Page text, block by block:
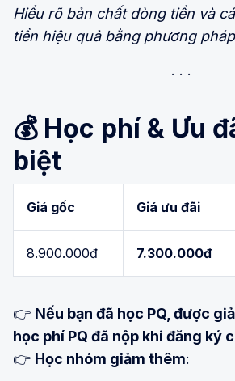
Hiểu rõ bản chất dòng tiền và
tiền hiệu quả bằng phương
💰 Học phí & Ưu
biệt
Giá gốc Giá ưu đãi
8.900.000đ 7.300.000đ
👉 Nếu bạn đã học PQ, được
học phí PQ đã nộp khi đăng ký
👉 Học nhóm giảm thêm: